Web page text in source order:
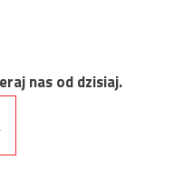
nas od dzisiaj.